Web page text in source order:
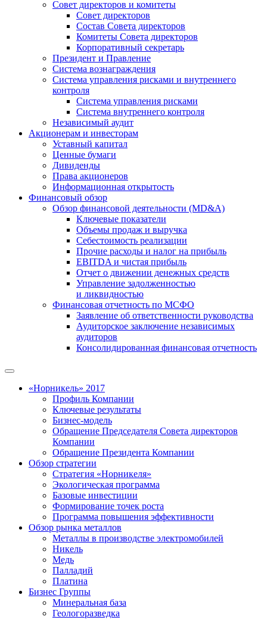
Совет директоров и комитеты
Совет директоров
Состав Совета директоров
Комитеты Совета директоров
Корпоративный секретарь
Президент и Правление
Система вознаграждения
Система управления рисками и внутреннего
контроля
Система управления рисками
Система внутреннего контроля
Независимый аудит
Акционерам и инвесторам
Уставный капитал
Ценные бумаги
Дивиденды
Права акционеров
Информационная открытость
Финансовый обзор
Обзор финансовой деятельности (MD&A)
Ключевые показатели
Объемы продаж и выручка
Себестоимость реализации
Прочие расходы и налог на прибыль
EBITDA и чистая прибыль
Отчет о движении денежных средств
Управление задолженностью
и ликвидностью
Финансовая отчетность по МСФО
Заявление об ответственности руководства
Аудиторское заключение независимых
аудиторов
Консолидированная финансовая отчетность
«Норникель» 2017
Профиль Компании
Ключевые результаты
Бизнес-модель
Обращение Председателя Совета директоров
Компании
Обращение Президента Компании
Обзор стратегии
Стратегия «Норникеля»
Экологическая программа
Базовые инвестиции
Формирование точек роста
Программа повышения эффективности
Обзор рынка металлов
Металлы в производстве электромобилей
Никель
Медь
Палладий
Платина
Бизнес Группы
Минеральная база
Геологоразведка